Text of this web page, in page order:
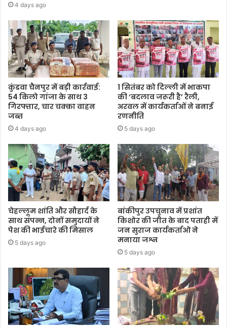
4 days ago
कुंडवा चैनपुर में बड़ी कार्रवाई:
54 किलो गांजा के साथ 3
गिरफ्तार, चार चक्का वाहन
जब्त
4 days ago
1 सितंबर को दिल्ली में भाकपा
की ‘बदलाव जरूरी है’ रैली,
अरवल में कार्यकर्ताओं ने बनाई
रणनीति
5 days ago
चेहल्लूम शांति और सौहार्द के
साथ संपन्न, दोनों समुदायों ने
पेश की भाईचारे की मिसाल
5 days ago
बांकीपुर उपचुनाव में प्रशांत
किशोर की जीत के बाद पताही में
जन सुराज कार्यकर्ताओ ने
मनाया जश्न
5 days ago